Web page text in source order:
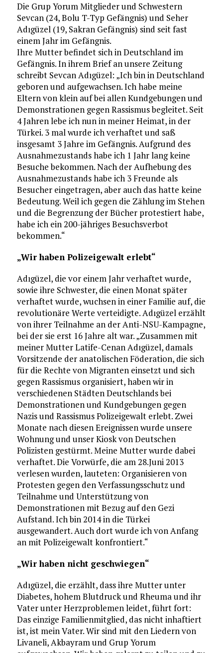
Die Grup Yorum Mitglieder und Schwestern
Sevcan (24, Bolu T-Typ Gefängnis) und Seher
Adıgüzel (19, Sakran Gefängnis) sind seit fast
einem Jahr im Gefängnis.
Ihre Mutter befindet sich in Deutschland im
Gefängnis. In ihrem Brief an unsere Zeitung
schreibt Sevcan Adıgüzel: „Ich bin in Deutschland
geboren und aufgewachsen. Ich habe meine
Eltern von klein auf bei allen Kundgebungen und
Demonstrationen gegen Rassismus begleitet. Seit
4 Jahren lebe ich nun in meiner Heimat, in der
Türkei. 3 mal wurde ich verhaftet und saß
insgesamt 3 Jahre im Gefängnis. Aufgrund des
Ausnahmezustands habe ich 1 Jahr lang keine
Besuche bekommen. Nach der Aufhebung des
Ausnahmezustands habe ich 3 Freunde als
Besucher eingetragen, aber auch das hatte keine
Bedeutung. Weil ich gegen die Zählung im Stehen
und die Begrenzung der Bücher protestiert habe,
habe ich ein 200-jähriges Besuchsverbot
bekommen.“
„Wir haben Polizeigewalt erlebt“
Adıgüzel, die vor einem Jahr verhaftet wurde,
sowie ihre Schwester, die einen Monat später
verhaftet wurde, wuchsen in einer Familie auf, die
revolutionäre Werte verteidigte. Adıgüzel erzählt
von ihrer Teilnahme an der Anti-NSU-Kampagne,
bei der sie erst 16 Jahre alt war. „Zusammen mit
meiner Mutter Latife-Cenan Adıgüzel, damals
Vorsitzende der anatolischen Föderation, die sich
für die Rechte von Migranten einsetzt und sich
gegen Rassismus organisiert, haben wir in
verschiedenen Städten Deutschlands bei
Demonstrationen und Kundgebungen gegen
Nazis und Rassismus Polizeigewalt erlebt. Zwei
Monate nach diesen Ereignissen wurde unsere
Wohnung und unser Kiosk von Deutschen
Polizisten gestürmt. Meine Mutter wurde dabei
verhaftet. Die Vorwürfe, die am 28.Juni 2013
verlesen wurden, lauteten: Organisieren von
Protesten gegen den Verfassungsschutz und
Teilnahme und Unterstützung von
Demonstrationen mit Bezug auf den Gezi
Aufstand. Ich bin 2014 in die Türkei
ausgewandert. Auch dort wurde ich von Anfang
an mit Polizeigewalt konfrontiert.“
„Wir haben nicht geschwiegen“
Adıgüzel, die erzählt, dass ihre Mutter unter
Diabetes, hohem Blutdruck und Rheuma und ihr
Vater unter Herzproblemen leidet, führt fort:
Das einzige Familienmitglied, das nicht inhaftiert
ist, ist mein Vater. Wir sind mit den Liedern von
Livaneli, Akbayram und Grup Yorum